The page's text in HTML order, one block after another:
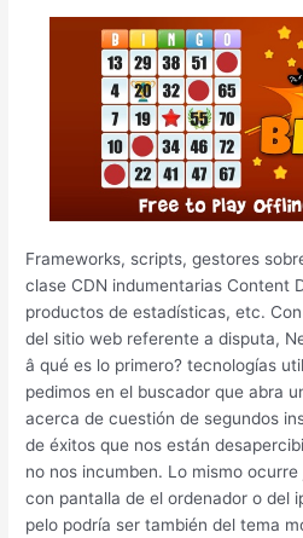
Frameworks, scripts, gestores
clase CDN indumentarias Content
productos de estadísticas, etc. Con
del sitio web referente a disputa,
â qué es lo primero? tecnologías
pedimos en el buscador que abra
acerca de cuestión de segundos
de éxitos que nos están
no nos incumben. Lo mismo
con pantalla de el ordenador o del
pelo podrí­a ser también del tema